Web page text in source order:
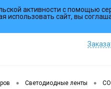
Услуги
• Светодиодные ленты •
активности с помощью
использовать сайт, вы